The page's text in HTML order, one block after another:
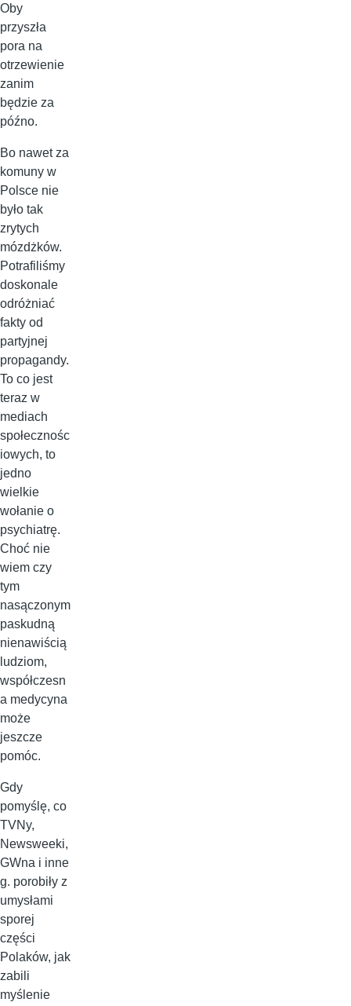
Oby
przyszła
pora na
otrzewienie
zanim
będzie za
późno.
Bo nawet za
komuny w
Polsce nie
było tak
zrytych
mózdżków.
Potrafiliśmy
doskonale
odróżniać
fakty od
partyjnej
propagandy.
To co jest
teraz w
mediach
społecznośc
iowych, to
jedno
wielkie
wołanie o
psychiatrę.
Choć nie
wiem czy
tym
nasączonym
paskudną
nienawiścią
ludziom,
współczesn
a medycyna
może
jeszcze
pomóc.
Gdy
pomyślę, co
TVNy,
Newsweeki,
GWna i inne
g. porobiły z
umysłami
sporej
części
Polaków, jak
zabili
myślenie